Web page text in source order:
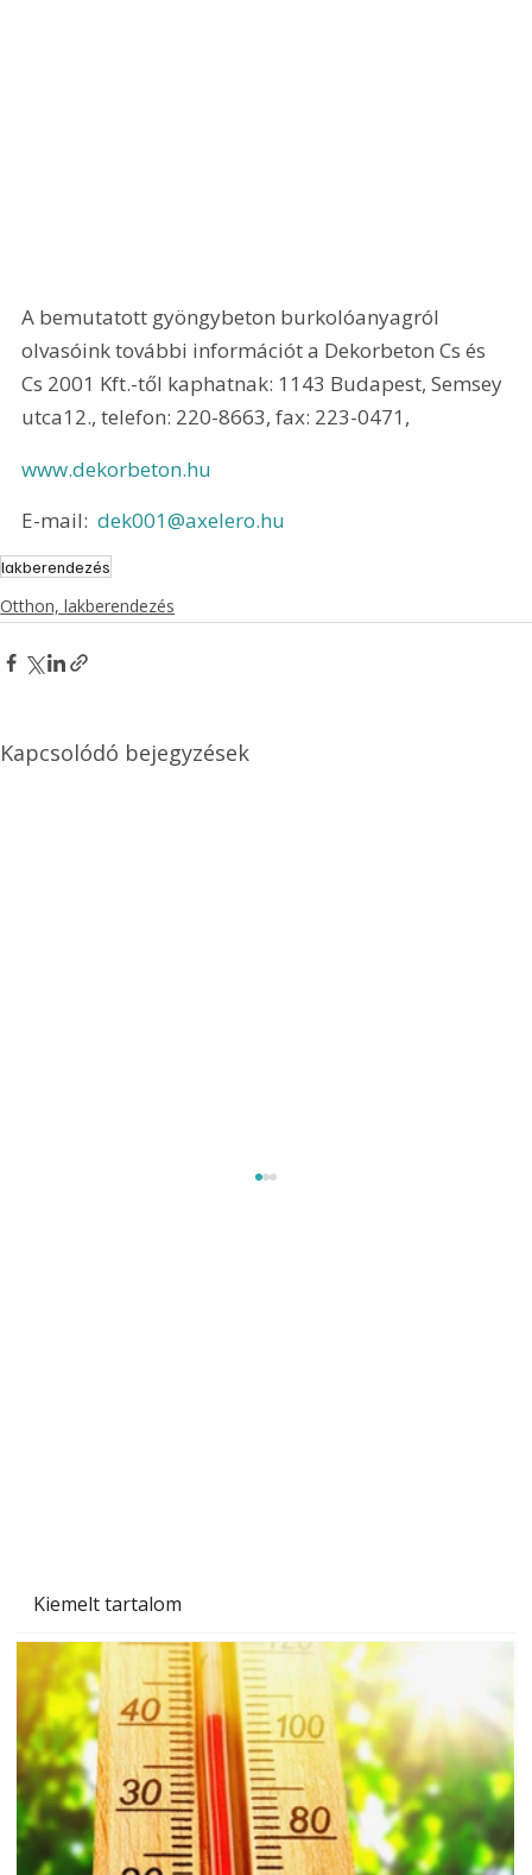
Kiemelt tartalom
A bemutatott gyöngybeton burkolóanyagról
olvasóink további információt a Dekorbeton Cs és
Cs 2001 Kft.-től kaphatnak: 1143 Budapest, Semsey
utca12., telefon: 220-8663, fax: 223-0471,
www.dekorbeton.hu
E-mail: dek001@axelero.hu
lakberendezés
Otthon, lakberendezés
Kapcsolódó bejegyzések